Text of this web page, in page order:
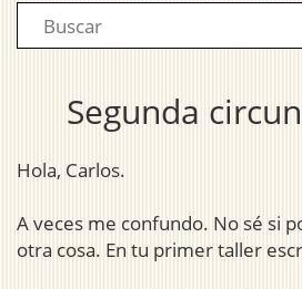
Segunda
Hola, Carlos.
A veces me confundo. No sé si
otra cosa. En tu primer taller